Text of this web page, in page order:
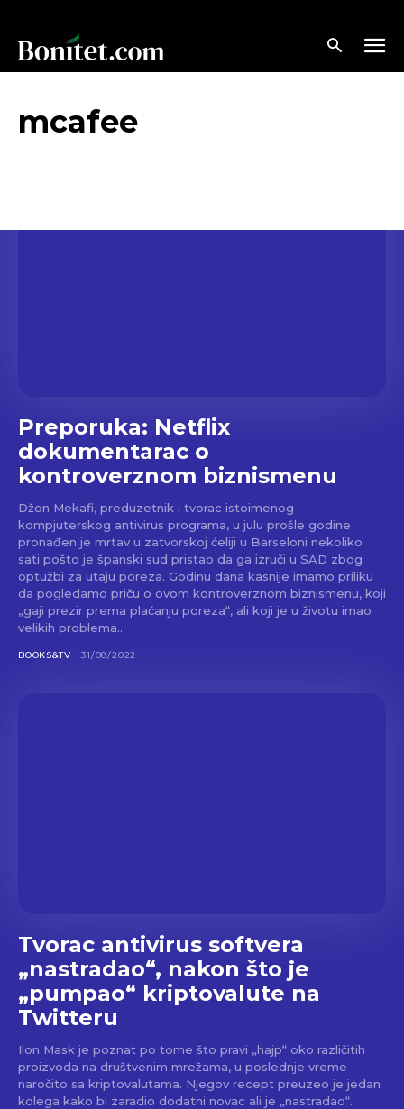
mcafee
Preporuka: Netflix
dokumentarac o
kontroverznom biznismenu
Džon Mekafi, preduzetnik i tvorac istoimenog
kompjuterskog antivirus programa, u julu prošle godine
pronađen je mrtav u zatvorskoj ćeliji u Barseloni nekoliko
sati pošto je španski sud pristao da ga izruči u SAD zbog
optužbi za utaju poreza. Godinu dana kasnije imamo priliku
da pogledamo priču o ovom kontroverznom biznismenu, koji
„gaji prezir prema plaćanju poreza“, ali koji je u životu imao
velikih problema...
BOOKS&TV 31/08/2022
Tvorac antivirus softvera
„nastradao“, nakon što je
„pumpao“ kriptovalute na
Twitteru
Ilon Mask je poznat po tome što pravi „hajp“ oko različitih
proizvoda na društvenim mrežama, u poslednje vreme
naročito sa kriptovalutama. Njegov recept preuzeo je jedan
kolega kako bi zaradio dodatni novac ali je „nastradao“.